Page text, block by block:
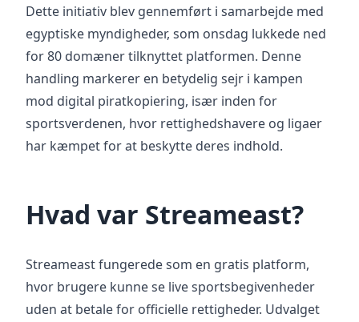
Dette initiativ blev gennemført i samarbejde med
egyptiske myndigheder, som onsdag lukkede ned
for 80 domæner tilknyttet platformen. Denne
handling markerer en betydelig sejr i kampen
mod digital piratkopiering, især inden for
sportsverdenen, hvor rettighedshavere og ligaer
har kæmpet for at beskytte deres indhold.
Hvad var Streameast?
Streameast fungerede som en gratis platform,
hvor brugere kunne se live sportsbegivenheder
uden at betale for officielle rettigheder. Udvalget